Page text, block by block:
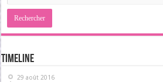
Timeline
29 août 2016